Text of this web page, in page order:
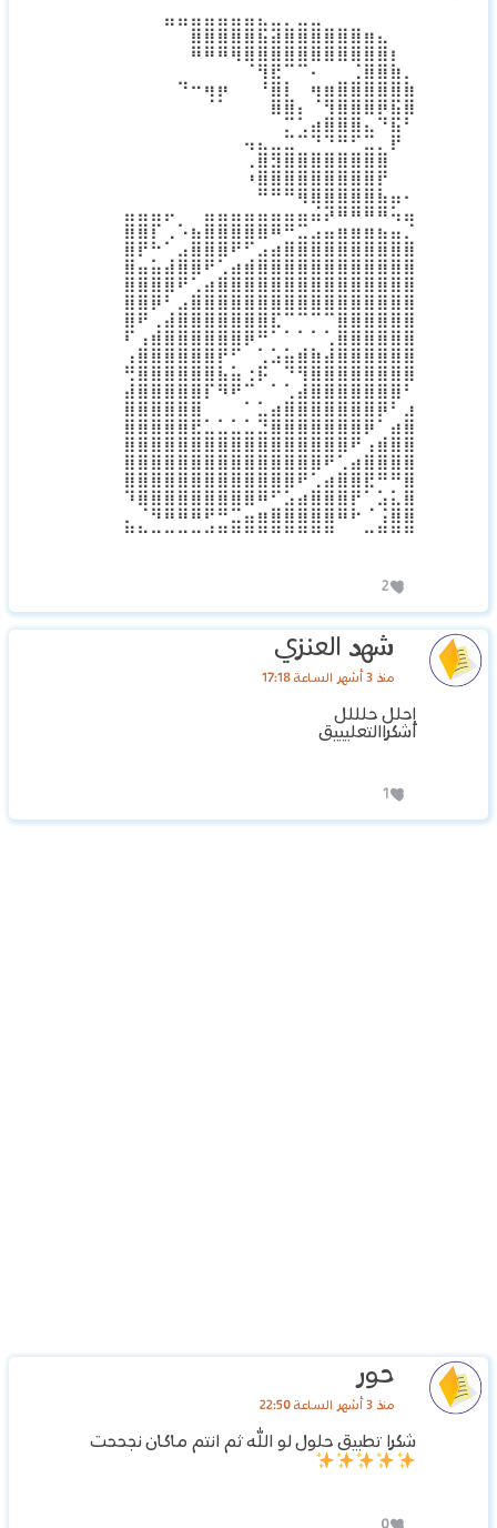
⠛⠛⣿⣿⣿⣿⣿⡷⢶⣦⣶⣶⣤⣤⣤⣀⠀⠀⠀
⠀⠀⠀⣿⣿⣿⣿⣿⣿⣿⣿⣿⣿⣿⣿⣿⣿⣷⡀⠀
⠀⠀⠀⠉⠉⠉⠙⠻⣿⣿⠿⠿⠛⠛⠛⠻⣿⣿⣇⠀
⠀⠀⢤⣀⣀⣀⠀⠀⢸⣷⡄⠀⣁⣀⣤⣴⣿⣿⣿⣆
⠀⠀⠀⠀⠹⠏⠀⠀⠀⣿⣧⠀⠹⣿⣿⣿⣿⣿⡿⣿
⠀⠀⠀⠀⠀⠀⠀⠀⠀⠛⠿⠇⢀⣼⣿⣿⠛⢯⡿⡟
⠀⠀⠀⠀⠀⠀⠀⠀⠀⠀⠦⠴⢿⢿⣿⡿⠷⠀⣿⠀
⠀⠀⠀⠀⠀⠀⠀⠙⣷⣶⣶⣤⣤⣤⣤⣤⣶⣦⠃⠀
⠀⠀⠀⠀⠀⠀⠀⢐⣿⣾⣿⣿⣿⣿⣿⣿⣿⣿⠀⠀
⠀⠀⠀⠀⠀⠀⠀⠈⣿⣿⣿⣿⣿⣿⣿⣿⣿⡇⠀⠀
⠀⠀⠀⠀⠀⠀⠀⠀⠀⠙⠻⢿⣿⣿⣿⣿⠟⠁
⁣⣿⣿⡿⠋⠄⡀⣿⣿⣿⣿⣿⣿⣿⠿⠛⠋⣉⣉⣉⡉⠙⠻
⣿⣿⣇⠔⠈⣿⣿⣿⣿⡿⠛⢉⣤⣶⣾⣿⣿⣿⣿⣿⣿⣦
⣿⠃⠄⢠⣾⣿⣿⠟⢁⣠⣾⣿⣿⣿⣿⣿⣿⣿⣿⣿⣿⣿
⣿⣿⣿⣿⣿⠟⢁⣴⣿⣿⣿⣿⣿⣿⣿⣿⣿⣿⣿⣿⣿⣿
⣿⣿⣿⡟⠁⣴⣿⣿⣿⣿⣿⣿⣿⣿⣿⣿⣿⣿⣿⣿⣿⣿
⣿⣿⠋⢠⣾⣿⣿⣿⣿⣿⣿⡿⠿⠿⠿⠿⣿⣿⣿⣿⣿⣿
⡿⠁⣰⣿⣿⣿⣿⣿⣿⣿⣿⠗⠄⠄⠄⠄⣿⣿⣿⣿⣿⣿
⠁⣼⣿⣿⣿⣿⣿⣿⡿⠋⠄⠄⠄⣠⣄⢰⣿⣿⣿⣿⣿⣿
⣼⣿⣿⣿⣿⣿⣿⡇⠄⢀⡴⠚⢿⣿⣿⣿⣿⣿⣿⣿⣿⣿
⢰⣿⣿⣿⣿⣿⡿⣿⣿⠴⠋⠄⠄⢸⣿⣿⣿⣿⣿⣿⣿⡟
⣿⣿⣿⣿⣿⣿⠃⠈⠁⠄⠄⢀⣴⣿⣿⣿⣿⣿⣿⣿⡟⢀
⣿⣿⣿⣿⣿⣿⠄⠄⠄⠄⢶⣿⣿⣿⣿⣿⣿⣿⣿⠏⢀⣾
⣿⣿⣿⣿⣿⣷⣶⣶⣶⣶⣶⣿⣿⣿⣿⣿⣿⣿⠋⣠⣿⣿
⣿⣿⣿⣿⣿⣿⣿⣿⣿⣿⣿⣿⣿⣿⣿⣿⠟⢁⣼⣿⣿⣿
⣿⣿⣿⣿⣿⣿⣿⣿⣿⣿⣿⣿⣿⣿⠟⢁⣴⣿⣿⣿⣿⣿
⢿⣿⣿⣿⣿⣿⣿⣿⣿⣿⣿⡿⠟⢁⣴⣿⣿⣿⠗⠄⠄⣿
⠈⠻⣿⣿⣿⣿⣿⣿⠿⠛⣉⣤⣾⣿⣿⣿⣿⣇⠠⠺⣷⣿
⣦⣄⣈⣉⣉⣉⣡⣤⣶⣿⣿⣿⣿⣿⣿⣿⠉⠁⣀⣼⣿⣿
2
شهد العنزي
منذ 3 أشهر الساعة 17:18
إحلل حلللل
اشكراالتعليييق
1
حور
منذ 3 أشهر الساعة 22:50
شكرا تطبيق حلول لو الله ثم انتم ماكان نجححت
0